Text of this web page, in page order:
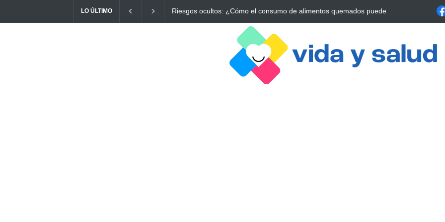
LO ÚLTIMO Ayuno Digital: La Estrategia Esencial para Mejorar tu Bienestar La conexión vital